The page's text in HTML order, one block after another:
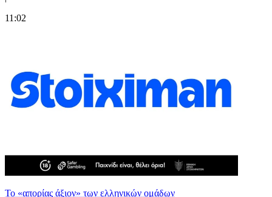
11:02
Το «απορίας άξιον» των ελληνικών ομάδων